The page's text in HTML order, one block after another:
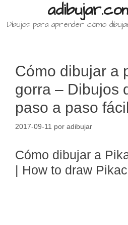
Dibujos para aprender cómo
Cómo dibujar a
gorra – Dibujos
paso a paso fácil
2017-09-11 por adibujar
Cómo dibujar a
| How to draw